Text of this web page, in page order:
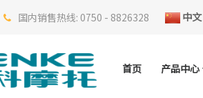
国内销售热线: 0750 - 8826328 中文
首页 产品中心